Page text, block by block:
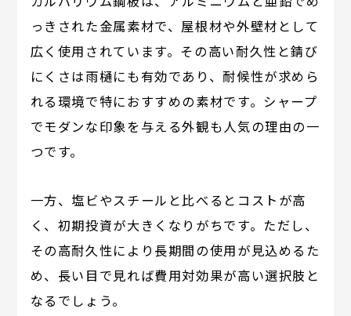
っきされた金属素材で、屋根材や外壁材として
広く使用されています。その高い耐久性と錆び
にくさは雨樋にも有効であり、耐候性が求めら
れる環境で特におすすめの素材です。シャープ
でモダンな印象を与える外観も人気の理由の一
つです。
一方、塩ビやスチールと比べるとコストが高
く、初期投資が大きくなりがちです。ただし、
その高耐久性により長期間の使用が見込めるた
め、長い目で見れば費用対効果が高い選択肢と
なるでしょう。